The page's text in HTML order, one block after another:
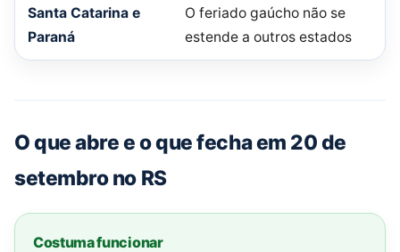
Santa Catarina e
Paraná
O feriado gaúcho não se
estende a outros estados
O que abre e o que fecha em 20 de
setembro no RS
Costuma funcionar